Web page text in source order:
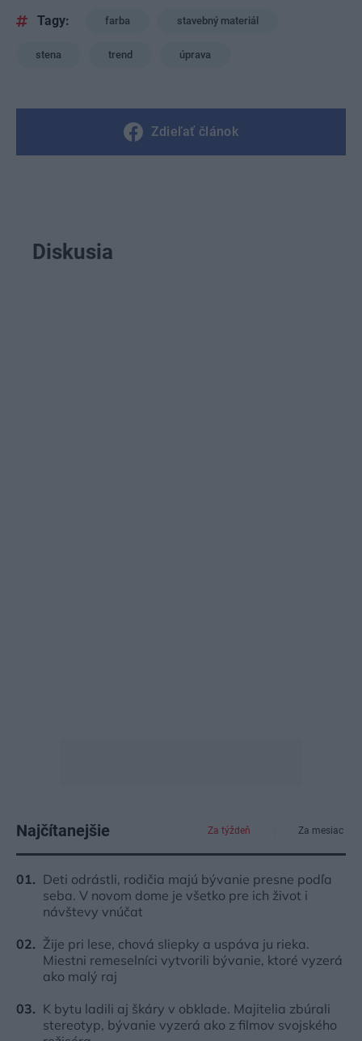
Tagy: farba stavebný materiál
stena trend úprava
Zdieľať článok
Diskusia
Najčítanejšie Za týždeň Za mesiac
Deti odrástli, rodičia majú bývanie presne podľa
seba. V novom dome je všetko pre ich život i
návštevy vnúčat
Žije pri lese, chová sliepky a uspáva ju rieka.
Miestni remeselníci vytvorili bývanie, ktoré vyzerá
ako malý raj
K bytu ladili aj škáry v obklade. Majitelia zbúrali
stereotyp, bývanie vyzerá ako z filmov svojského